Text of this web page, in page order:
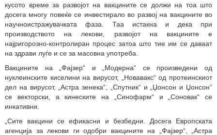
кусото време за развојот на вакцините се должи на тоа што
досега многу повеќе се инвестирало во развој на вакцините во
научноистражувачката фаза. Таа истакна и дека при
производството на лекови, развојот на вакцините е
најригорозно-контролиран процес затоа што тие им се даваат
на здрави луѓе и се за масовна употреба.
Вакцините на „Фајзер“ и „Модерна“ се произведени од
нуклеинските киселини на вирусот, „Новавакс“ од протеинскиот
дел на вирусот, „Астра зенека“, „Спутник“ и „Џонсон и Џонсон“
се векторски, а кинеските на „Синофарм“ и „Соновак“ се
инкативни.
„Сите вакцини се ефикасни и безбедни. Досега Европската
агенција за лекови ги одобри вакцините на „Фајзер“, „Астра